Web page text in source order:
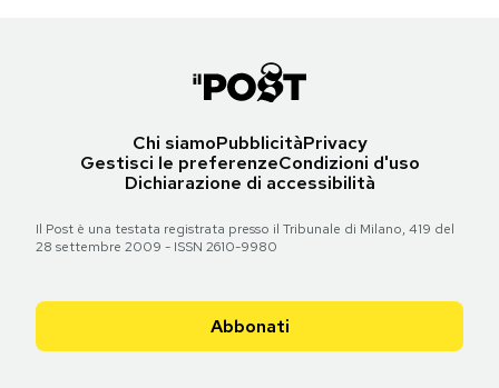
Chi siamoPubblicitàPrivacy
Gestisci le preferenzeCondizioni d'uso
Dichiarazione di accessibilità
Il Post è una testata registrata presso il Tribunale di Milano, 419 del
28 settembre 2009 - ISSN 2610-9980
Abbonati